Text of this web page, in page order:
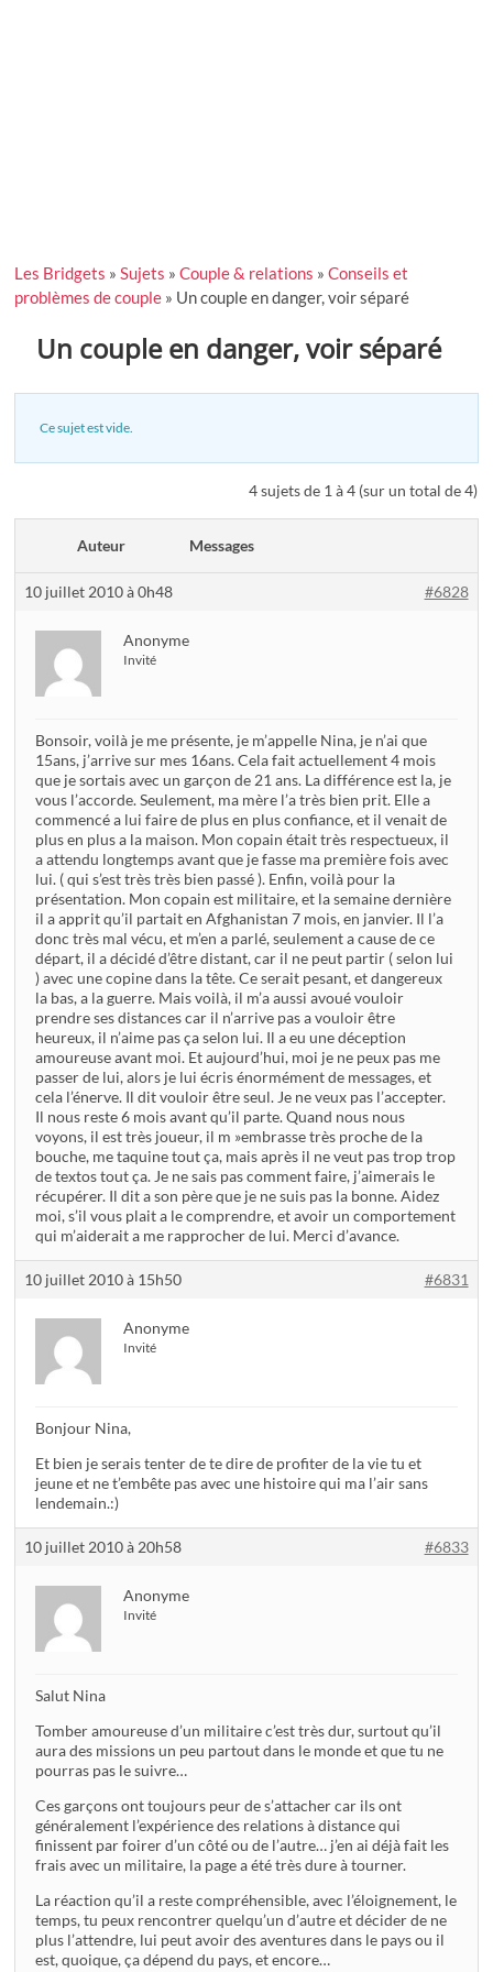
Les Bridgets »Sujets »Couple & relations »Conseils et
problèmes de couple » Un couple en danger, voir séparé
Un couple en danger, voir séparé
Ce sujet est vide.
4 sujets de 1 à 4 (sur un total de 4)
Auteur Messages
10 juillet 2010 à 0h48 #6828
Anonyme
Invité
Bonsoir, voilà je me présente, je m’appelle Nina, je n’ai que
15ans, j’arrive sur mes 16ans. Cela fait actuellement 4 mois
que je sortais avec un garçon de 21 ans. La différence est la, je
vous l’accorde. Seulement, ma mère l’a très bien prit. Elle a
commencé a lui faire de plus en plus confiance, et il venait de
plus en plus a la maison. Mon copain était très respectueux, il
a attendu longtemps avant que je fasse ma première fois avec
lui. ( qui s’est très très bien passé ). Enfin, voilà pour la
présentation. Mon copain est militaire, et la semaine dernière
il a apprit qu’il partait en Afghanistan 7 mois, en janvier. Il l’a
donc très mal vécu, et m’en a parlé, seulement a cause de ce
départ, il a décidé d’être distant, car il ne peut partir ( selon lui
) avec une copine dans la tête. Ce serait pesant, et dangereux
la bas, a la guerre. Mais voilà, il m’a aussi avoué vouloir
prendre ses distances car il n’arrive pas a vouloir être
heureux, il n’aime pas ça selon lui. Il a eu une déception
amoureuse avant moi. Et aujourd’hui, moi je ne peux pas me
passer de lui, alors je lui écris énormément de messages, et
cela l’énerve. Il dit vouloir être seul. Je ne veux pas l’accepter.
Il nous reste 6 mois avant qu’il parte. Quand nous nous
voyons, il est très joueur, il m »embrasse très proche de la
bouche, me taquine tout ça, mais après il ne veut pas trop trop
de textos tout ça. Je ne sais pas comment faire, j’aimerais le
récupérer. Il dit a son père que je ne suis pas la bonne. Aidez
moi, s’il vous plait a le comprendre, et avoir un comportement
qui m’aiderait a me rapprocher de lui. Merci d’avance.
10 juillet 2010 à 15h50 #6831
Anonyme
Invité
Bonjour Nina,
Et bien je serais tenter de te dire de profiter de la vie tu et
jeune et ne t’embête pas avec une histoire qui ma l’air sans
lendemain.:)
10 juillet 2010 à 20h58 #6833
Anonyme
Invité
Salut Nina
Tomber amoureuse d’un militaire c’est très dur, surtout qu’il
aura des missions un peu partout dans le monde et que tu ne
pourras pas le suivre…
Ces garçons ont toujours peur de s’attacher car ils ont
généralement l’expérience des relations à distance qui
finissent par foirer d’un côté ou de l’autre… j’en ai déjà fait les
frais avec un militaire, la page a été très dure à tourner.
La réaction qu’il a reste compréhensible, avec l’éloignement, le
temps, tu peux rencontrer quelqu’un d’autre et décider de ne
plus l’attendre, lui peut avoir des aventures dans le pays ou il
est, quoique, ça dépend du pays, et encore…